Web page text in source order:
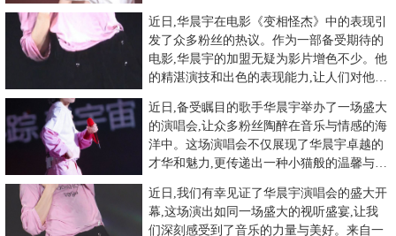
近日,华晨宇在电影《变相怪杰》中的表现引
发了众多粉丝的热议。作为一部备受期待的
电影,华晨宇的加盟无疑为影片增色不少。他
的精湛演技和出色的表现能力,让人们对他的
近日,备受瞩目的歌手华晨宇举办了一场盛大
的演唱会,让众多粉丝陶醉在音乐与情感的海
洋中。这场演唱会不仅展现了华晨宇卓越的
才华和魅力,更传递出一种小猫般的温馨与力
近日,我们有幸见证了华晨宇演唱会的盛大开
幕,这场演出如同一场盛大的视听盛宴,让我
们深刻感受到了音乐的力量与美好。来自一